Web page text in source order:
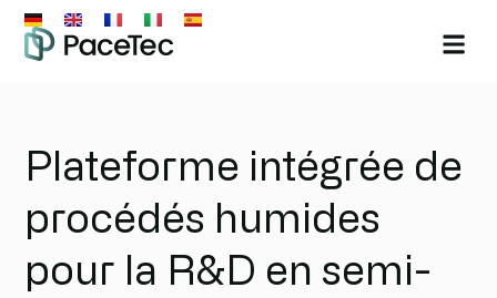
Plateforme intégrée de
procédés humides
pour la R&D en semi-